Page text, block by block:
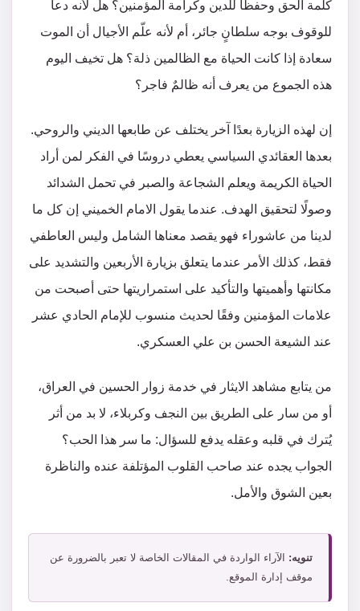
كلمة الحق وحفظاً للدين وكرامة المؤمنين؟ هل لأنه دعا
للوقوف بوجه سلطانٍ جائر، أم لأنه علّم الأجيال أن الموت
سعادة إذا كانت الحياة مع الظالمين ذلة؟ هل تخيف اليوم
هذه الجموع من يعرف أنه ظالمٌ فاجر؟
إن لهذه الزيارة بعدًا آخر يختلف عن طابعها الديني والروحي.
بعدها العقائدي السياسي يعطي دروسًا في الفكر لمن أراد
الحياة الكريمة ويعلم الشجاعة والصبر في تحمل الشدائد
وصولًا لتحقيق الهدف. عندما يقول الامام الخميني إن كل ما
لدينا من عاشوراء فهو يقصد معناها الشامل وليس العاطفي
فقط، كذلك الأمر عندما يتعلق بزيارة الأربعين والتشديد على
مكانتها وأهميتها والتأكيد على استمراريتها حتى أصبحت من
علامات المؤمنين وفقًا لحديث منسوب للإمام الحادي عشر
عند الشيعة الحسن بن علي العسكري.
من يتابع مشاهد الايثار في خدمة زوار الحسين في العراق،
أو من سار على الطريق بين النجف وكربلاء، لا بد من أثر
يُترك في قلبه وعقله يدفع للسؤال: ما سر هذا الحب؟
الجواب يجده عند صاحب القلوب المؤتلفة عنده والناظرة
بعين الشوق والأمل.
تنويه: الآراء الواردة في المقالات الخاصة لا تعبر بالضرورة عن
موقف إدارة الموقع.